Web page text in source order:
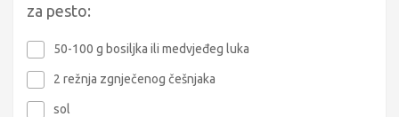
za pesto:
50-100 g bosiljka ili medvjeđeg luka
2 režnja zgnječenog češnjaka
sol